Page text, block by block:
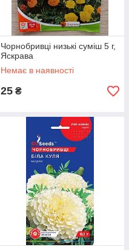
Чорнобривці низькі суміш 5 г,
Яскрава
Немає в наявності
25 ₴